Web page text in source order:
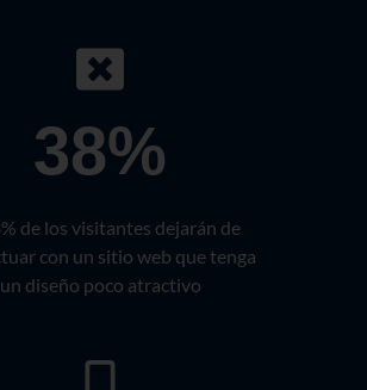
38%
de los visitantes dejarán de
con un sitio web que tenga
un diseño poco atractivo